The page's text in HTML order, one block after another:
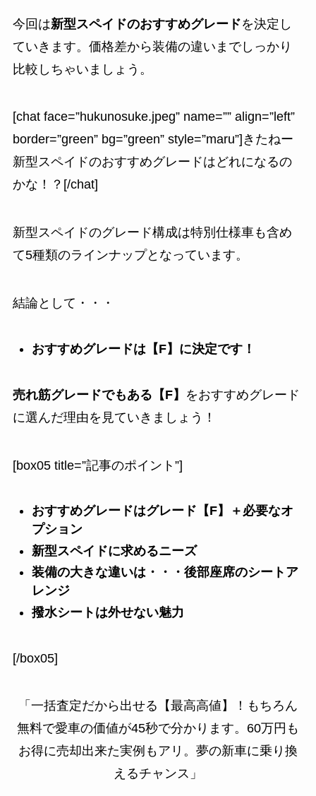
今回は新型スペイドのおすすめグレードを決定し
ていきます。価格差から装備の違いまでしっかり
比較しちゃいましょう。
[chat face=”hukunosuke.jpeg” name=”” align=”left”
border=”green” bg=”green” style=”maru”]きたねー
新型スペイドのおすすめグレードはどれになるの
かな！？[/chat]
新型スペイドのグレード構成は特別仕様車も含め
て5種類のラインナップとなっています。
結論として・・・
おすすめグレードは【F】に決定です！
売れ筋グレードでもある【F】
をおすすめグレード
に選んだ理由を見ていきましょう！
[box05 title=”記事のポイント”]
おすすめグレードはグレード【F】＋必要なオ
プション
新型スペイドに求めるニーズ
装備の大きな違いは・・・後部座席のシートア
レンジ
撥水シートは外せない魅力
[/box05]
「一括査定だから出せる【最高高値】！もちろん
無料で愛車の価値が45秒で分かります。60万円も
お得に売却出来た実例もアリ。夢の新車に乗り換
えるチャンス」